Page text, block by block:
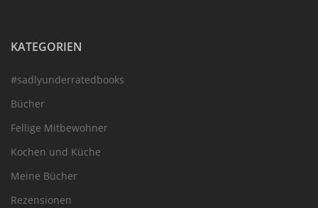
KATEGORIEN
#sadlyunderratedbooks
Bücher
Fellige Mitbewohner
Kochen und Küche
Meine Bücher
Rezensionen